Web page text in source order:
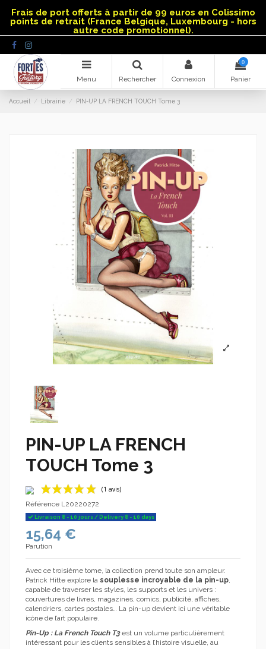
Frais de port offerts à partir de 99 euros en Colissimo
points de retrait (France Belgique, Luxembourg - hors
autre code promotionnel).
Menu Rechercher Connexion
0
Panier
Accueil Librairie PIN-UP LA FRENCH TOUCH Tome 3
PIN-UP LA FRENCH
TOUCH Tome 3
(1 avis)
Référence L20220272
Livraison 8 - 10 jours / Delivery 8 - 10 days
15,64 €
Parution
Avec ce troisième tome, la collection prend toute son ampleur.
Patrick Hitte explore la souplesse incroyable de la pin-up
capable de traverser les styles, les supports et les univers :
couvertures de livres, magazines, comics, publicité, affiches,
calendriers, cartes postales… La pin-up devient ici une véritable
icône de l’art populaire.
Pin-Up : La French Touch T3est un volume particulièrement
intéressant pour les clients sensibles à l’histoire visuelle, au